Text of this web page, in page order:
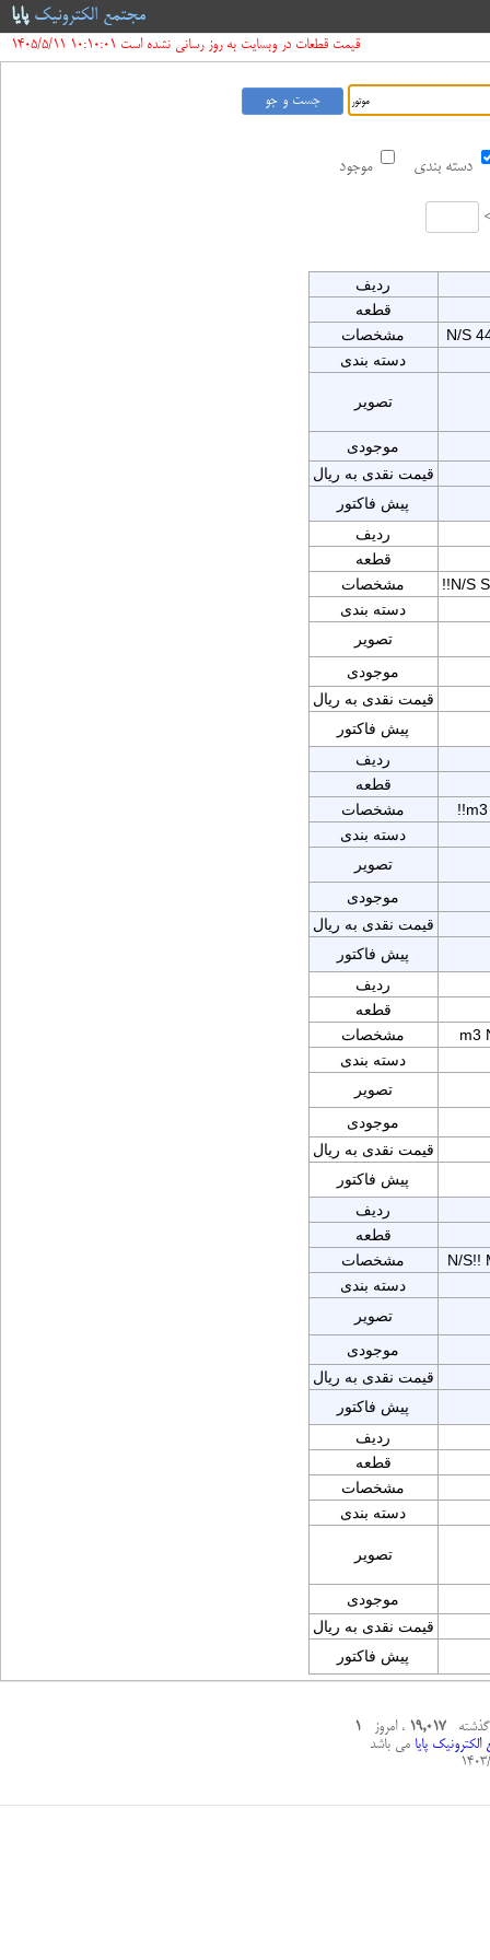
مجتمع الکترونیکپایا
قیمت قطعات در وبسایت به روز رسانی نشده است 10:10:01 1405/5/11
موجود دسته بندی
ردیف
قطعه
مشخصات
N/S
دسته بندی
تصویر
موجودی
قیمت نقدی به ریال
پیش فاکتور
ردیف
قطعه
مشخصات
!!N/S
دسته بندی
تصویر
موجودی
قیمت نقدی به ریال
پیش فاکتور
ردیف
قطعه
مشخصات
دسته بندی
تصویر
موجودی
قیمت نقدی به ریال
پیش فاکتور
ردیف
قطعه
مشخصات
m3
دسته بندی
تصویر
موجودی
قیمت نقدی به ریال
پیش فاکتور
ردیف
قطعه
مشخصات
N/S!!
دسته بندی
تصویر
موجودی
قیمت نقدی به ریال
پیش فاکتور
ردیف
قطعه
مشخصات
دسته بندی
تصویر
موجودی
قیمت نقدی به ریال
پیش فاکتور
گذشته19,017 ، امروز1
الکترونیک پایامی باشد